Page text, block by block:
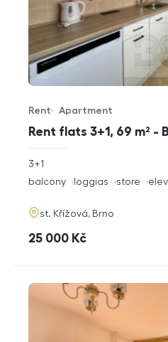
Rent flats 3+1, 69 m² -
Offer type
Rent
Property type
Apartment
rozměry
3+1
funkce
balcony loggias store
adresa
st. Křížová, Brno
cena
25 000 Kč